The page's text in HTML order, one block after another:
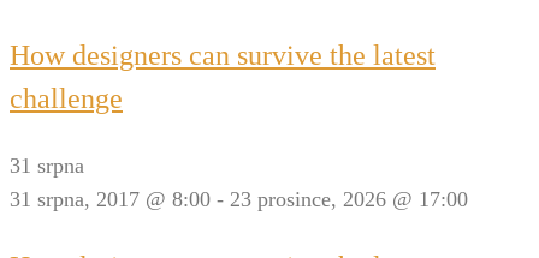
How designers can survive the latest
challenge
31 srpna
31 srpna, 2017 @ 8:00 - 23 prosince, 2026 @ 17:00